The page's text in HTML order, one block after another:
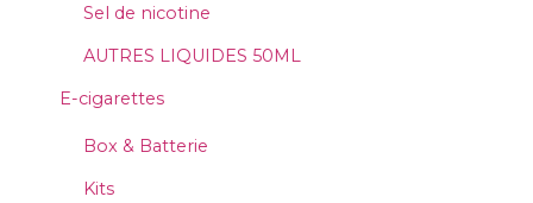
Sel de nicotine
AUTRES LIQUIDES 50ML
E-cigarettes
Box & Batterie
Kits